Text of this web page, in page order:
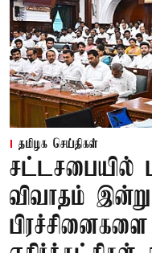
தமிழக செய்திகள்
சட்டசபையில்
விவாதம்